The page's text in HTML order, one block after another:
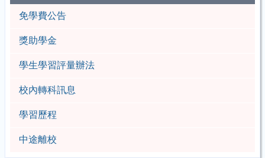
免學費公告
獎助學金
學生學習評量辦法
校內轉科訊息
學習歷程
中途離校